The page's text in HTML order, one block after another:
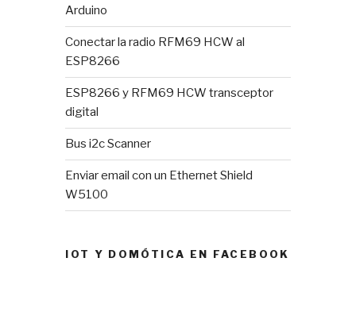
Arduino
Conectar la radio RFM69 HCW al
ESP8266
ESP8266 y RFM69 HCW transceptor
digital
Bus i2c Scanner
Enviar email con un Ethernet Shield
W5100
IOT Y DOMÓTICA EN FACEBOOK